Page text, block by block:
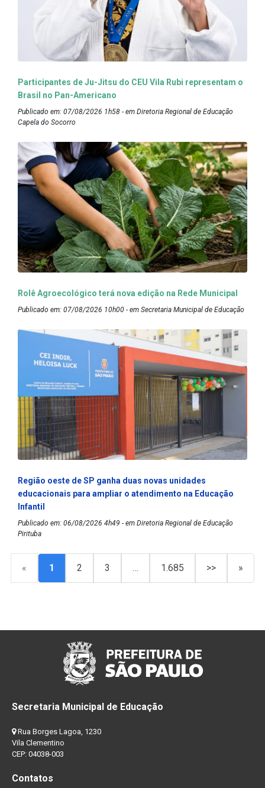
Participantes de Ju-Jitsu do CEU Vila Rubi representam o
Brasil no Pan-Americano
Publicado em: 07/08/2026 1h58 - em Diretoria Regional de Educação
Capela do Socorro
Rolê Agroecológico terá nova edição na Rede Municipal
Publicado em: 07/08/2026 10h00 - em Secretaria Municipal de Educação
Região oeste de SP ganha duas novas unidades
educacionais para ampliar o atendimento na Educação
Infantil
Publicado em: 06/08/2026 4h49 - em Diretoria Regional de Educação
Pirituba
« 1 2 3 … 1.685 >> »
Secretaria Municipal de Educação
Rua Borges Lagoa, 1230
Vila Clementino
CEP: 04038-003
Contatos